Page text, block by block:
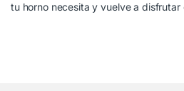
tu horno necesita y vuelve a disfrutar